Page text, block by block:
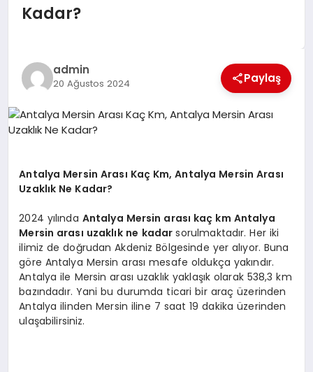
MAGAZIN
EKONOMI
EĞITIM
Kadar?
admin
20 Ağustos 2024 Paylaş
Antalya Mersin Arası Kaç Km, Antalya Mersin Arası
Uzaklık Ne Kadar?
2024 yılında Antalya Mersin arası kaç km Antalya
Mersin arası uzaklık ne kadarsorulmaktadır. Her iki
ilimiz de doğrudan Akdeniz Bölgesinde yer alıyor. Buna
göre Antalya Mersin arası mesafe oldukça yakındır.
Antalya ile Mersin arası uzaklık yaklaşık olarak 538,3 km
bazındadır. Yani bu durumda ticari bir araç üzerinden
Antalya ilinden Mersin iline 7 saat 19 dakika üzerinden
ulaşabilirsiniz.